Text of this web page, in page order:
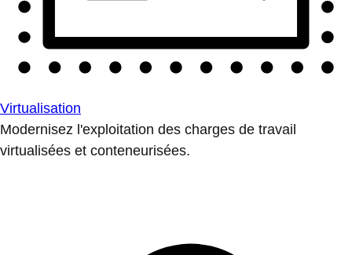
Virtualisation
Modernisez l'exploitation des charges de travail
virtualisées et conteneurisées.